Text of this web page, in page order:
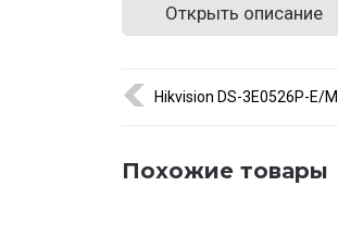
обеспечивает гибкое
инфраструктуру.
Открыть описание
Hikvision DS-3E0526P-E/
Похожие товары